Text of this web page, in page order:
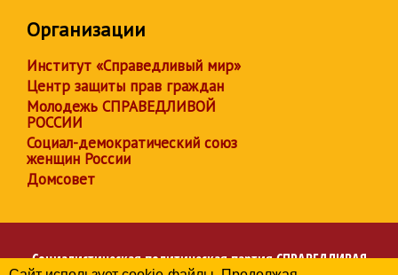
Организации
Институт «Справедливый мир»
Центр защиты прав граждан
Молодежь СПРАВЕДЛИВОЙ
РОССИИ
Социал-демократический союз
женщин России
Домсовет
Социалистическая политическая партияСПРАВЕДЛИВАЯ